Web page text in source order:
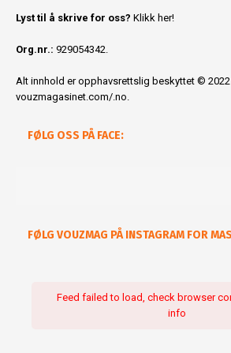
Lyst til å skrive for oss? Klikk her!
Org.nr.: 929054342.
Alt innhold er opphavsrettslig beskyttet © 2022
vouzmagasinet.com/.no.
FØLG OSS PÅ FACE:
FØLG VOUZMAG PÅ INSTAGRAM FOR
Feed failed to load, check browser
info